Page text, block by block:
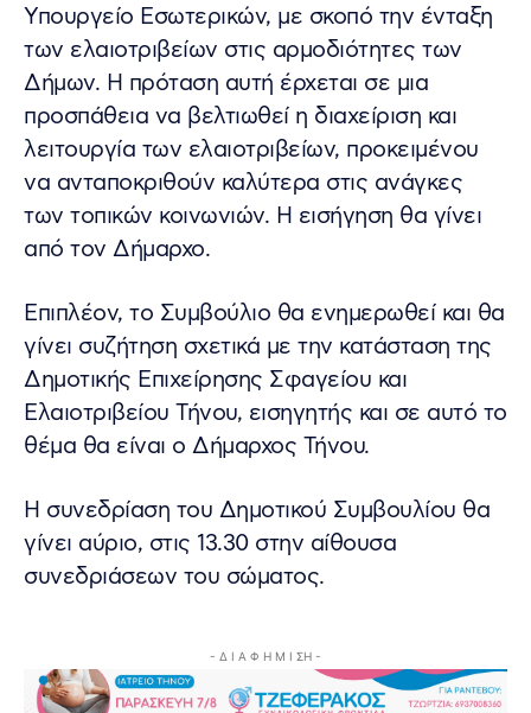
Υπουργείο Εσωτερικών, με σκοπό την ένταξη
των ελαιοτριβείων στις αρμοδιότητες των
Δήμων. Η πρόταση αυτή έρχεται σε μια
προσπάθεια να βελτιωθεί η διαχείριση και
λειτουργία των ελαιοτριβείων, προκειμένου
να ανταποκριθούν καλύτερα στις ανάγκες
των τοπικών κοινωνιών. Η εισήγηση θα γίνει
από τον Δήμαρχο.
Επιπλέον, το Συμβούλιο θα ενημερωθεί και θα
γίνει συζήτηση σχετικά με την κατάσταση της
Δημοτικής Επιχείρησης Σφαγείου και
Ελαιοτριβείου Τήνου, εισηγητής και σε αυτό το
θέμα θα είναι ο Δήμαρχος Τήνου.
Η συνεδρίαση του Δημοτικού Συμβουλίου θα
γίνει αύριο, στις 13.30 στην αίθουσα
συνεδριάσεων του σώματος.
- Δ Ι Α Φ Η Μ Ι ΣΗ -